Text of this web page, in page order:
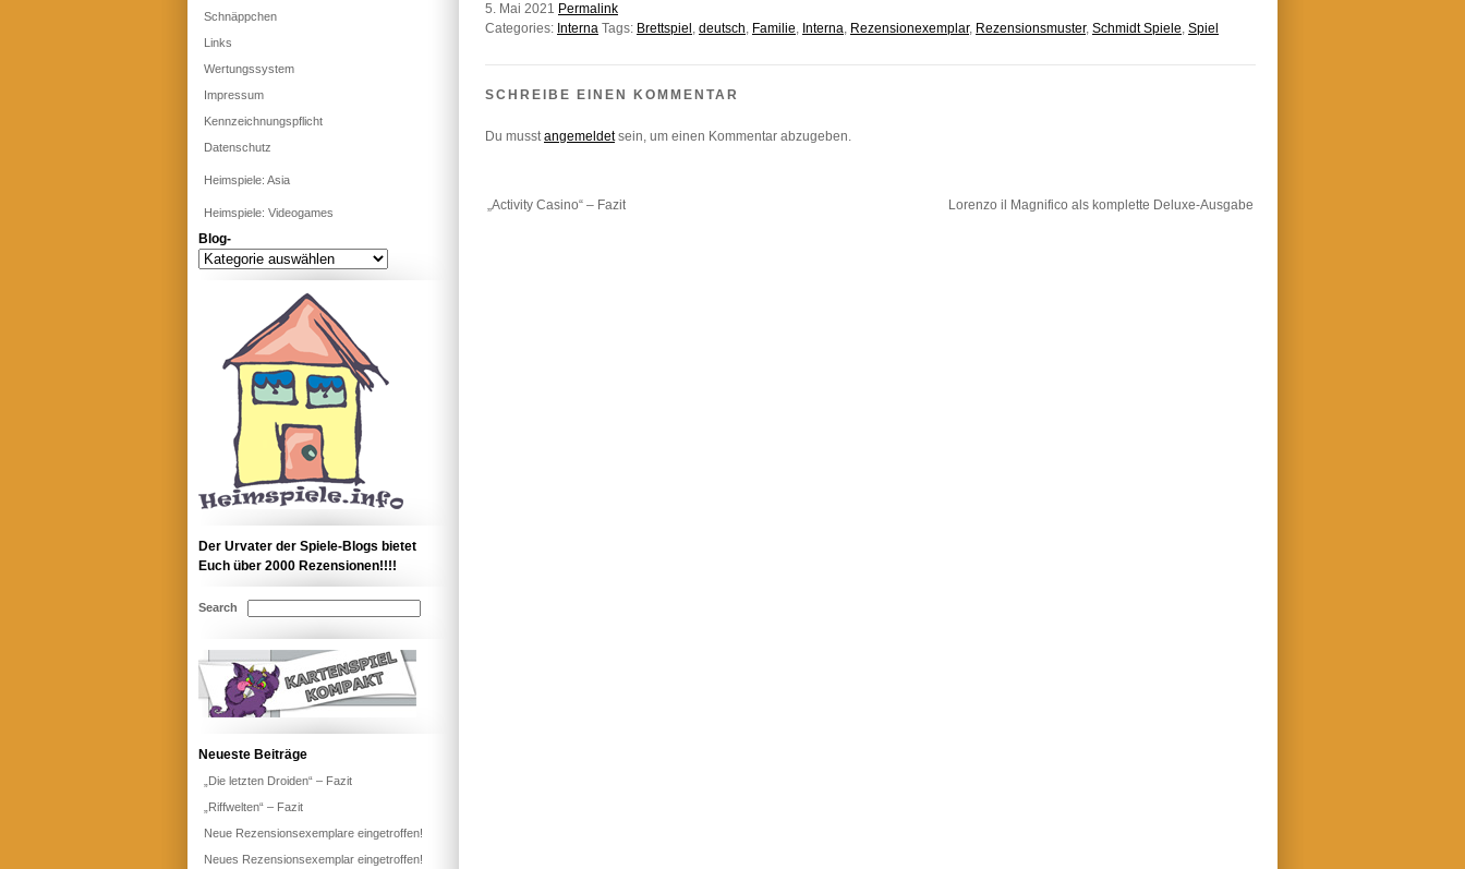
5. Mai 2021 Permalink
Categories: Interna Tags: Brettspiel , deutsch, Familie, Interna, Rezensionexemplar, Rezensionsmuster, Schmidt Spiele, Spiel
SCHREIBE EINEN KOMMENTAR
Du musstangemeldetsein, um einen Kommentar abzugeben.
Lorenzo il Magnifico als komplette Deluxe-Ausgabe
„Activity Casino“ – Fazit
Schnäppchen
Links
Wertungssystem
Impressum
Kennzeichnungspflicht
Datenschutz
Heimspiele: Asia
Heimspiele: Videogames
Blog-
Blog-
Der Urvater der Spiele-Blogs bietet
Euch über 2000 Rezensionen!!!!
Search
Neueste Beiträge
„Die letzten Droiden“ – Fazit
„Riffwelten“ – Fazit
Neue Rezensionsexemplare eingetroffen!
Neues Rezensionsexemplar eingetroffen!